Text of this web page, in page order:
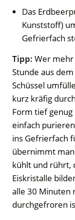
Das
Kunststoff)
Gefrierfach
Tipp: Wer mehr
Stunde aus
Schüssel
kurz kräfig
Form tief genug
einfach
ins Gefrierfach
übernimmt
kühlt und rührt,
Eiskristalle
alle 30 Minuten
durchgefroren